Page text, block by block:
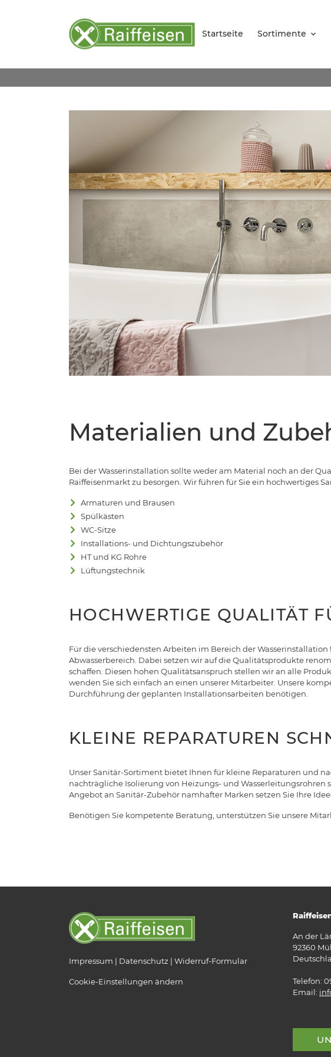
Startseite Sortimente
Materialien und
Bei der Wasserinstallation sollte weder am Material noch an der
Raiffeisenmarkt zu besorgen. Wir führen für Sie ein hochwertiges
Armaturen und Brausen
Spülkästen
WC-Sitze
Installations- und Dichtungszubehör
HT und KG Rohre
Lüftungstechnik
HOCHWERTIGE QUALITÄT
Für die verschiedensten Arbeiten im Bereich der
Abwasserbereich. Dabei setzen wir auf die Qualitätsprodukte
schaffen. Diesen hohen Qualitätsanspruch stellen wir an alle
wenden Sie sich einfach an einen unserer Mitarbeiter. Unsere
Durchführung der geplanten Installationsarbeiten benötigen.
KLEINE REPARATUREN
Unser Sanitär-Sortiment bietet Ihnen für kleine Reparaturen und
nachträgliche Isolierung von Heizungs- und
Angebot an Sanitär-Zubehör namhafter Marken setzen Sie Ihre
Benötigen Sie kompetente Beratung, unterstützen Sie unsere
Impressum Datenschutz Widerruf-Formular
Cookie-Einstellungen ändern
An der
92360
Telefon:
Email: